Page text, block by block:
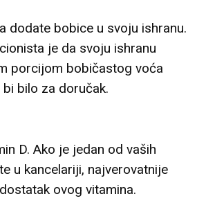
dodate bobice u svoju ishranu.
je da svoju ishranu
porcijom bobičastog voća
bilo za doručak.
D. Ako je jedan od vaših
u kancelariji, najverovatnije
ovog vitamina.